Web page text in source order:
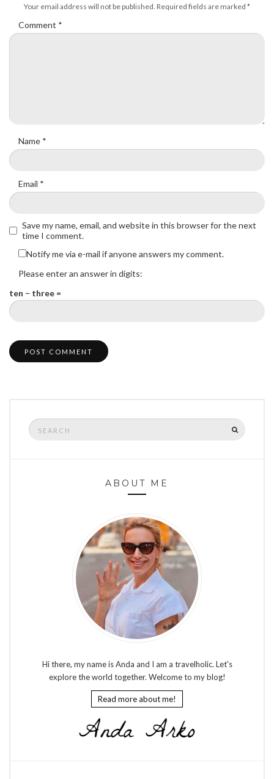
Your email address will not be published. Required fields are marked *
Comment *
Name *
Email *
Save my name, email, and website in this browser for the next
time I comment.
Notify me via e-mail if anyone answers my comment.
Please enter an answer in digits:
ten − three =
Search
for:
ABOUT ME
Hi there, my name is Anda and I am a travelholic. Let's
explore the world together. Welcome to my blog!
Read more about me!